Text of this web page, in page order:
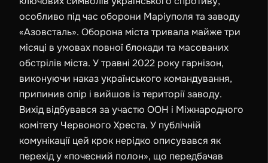
особливо під час оборони Маріуполя та заводу
«Азовсталь». Оборона міста тривала майже три
місяці в умовах повної блокади та масованих
обстрілів міста. У травні 2022 року гарнізон,
виконуючи наказ українського командування,
припинив опір і вийшов із території заводу.
Вихід відбувався за участю ООН і Міжнародного
комітету Червоного Хреста. У публічній
комунікації цей крок нерідко описувався як
перехід у «почесний полон», що передбачав